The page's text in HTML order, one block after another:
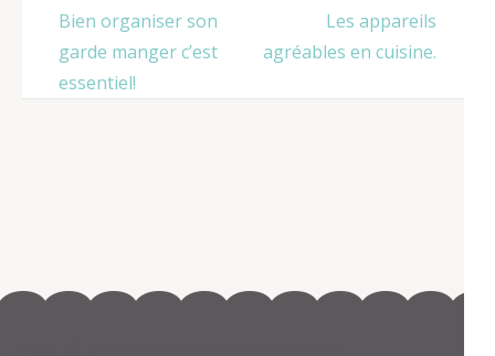
Navigation
de
l’article
Bien organiser son
garde manger c’est
essentiel!
Les appareils
agréables en cuisine.